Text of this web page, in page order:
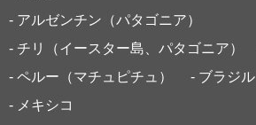
- アルゼンチン（パタゴニア）
- チリ（イースター島、パタゴニア）
- ペルー（マチュピチュ）
- ブラジル
- メキシコ